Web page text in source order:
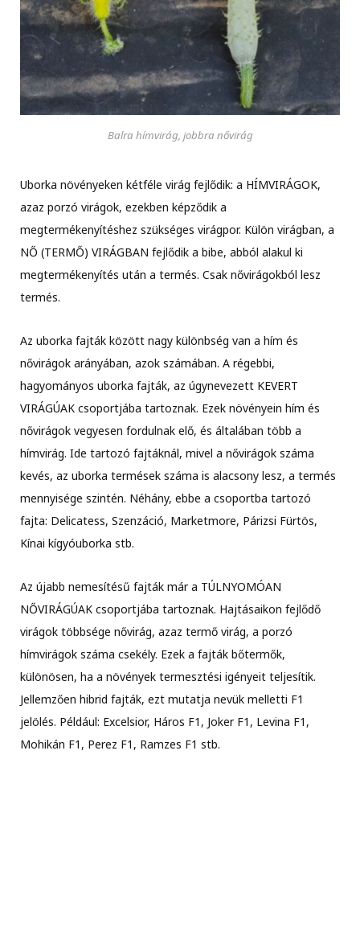
Balra hímvirág, jobbra nővirág
Uborka növényeken kétféle virág fejlődik: a HÍMVIRÁGOK,
azaz porzó virágok, ezekben képződik a
megtermékenyítéshez szükséges virágpor. Külön virágban, a
NŐ (TERMŐ) VIRÁGBAN fejlődik a bibe, abból alakul ki
megtermékenyítés után a termés. Csak nővirágokból lesz
termés.
Az uborka fajták között nagy különbség van a hím és
nővirágok arányában, azok számában. A régebbi,
hagyományos uborka fajták, az úgynevezett KEVERT
VIRÁGÚAK csoportjába tartoznak. Ezek növényein hím és
nővirágok vegyesen fordulnak elő, és általában több a
hímvirág. Ide tartozó fajtáknál, mivel a nővirágok száma
kevés, az uborka termések száma is alacsony lesz, a termés
mennyisége szintén. Néhány, ebbe a csoportba tartozó
fajta: Delicatess, Szenzáció, Marketmore, Párizsi Fürtös,
Kínai kígyóuborka stb.
Az újabb nemesítésű fajták már a TÚLNYOMÓAN
NŐVIRÁGÚAK csoportjába tartoznak. Hajtásaikon fejlődő
virágok többsége nővirág, azaz termő virág, a porzó
hímvirágok száma csekély. Ezek a fajták bőtermők,
különösen, ha a növények termesztési igényeit teljesítik.
Jellemzően hibrid fajták, ezt mutatja nevük melletti F1
jelölés. Például: Excelsior, Háros F1, Joker F1, Levina F1,
Mohikán F1, Perez F1, Ramzes F1 stb.